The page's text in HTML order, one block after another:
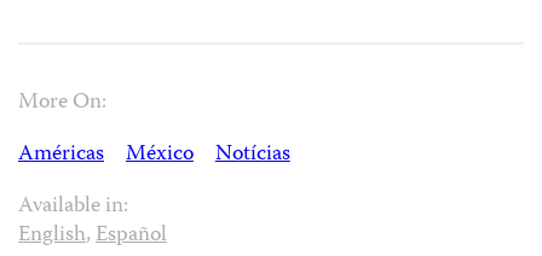
More On:
Américas
México
Notícias
Available in:
English,Español